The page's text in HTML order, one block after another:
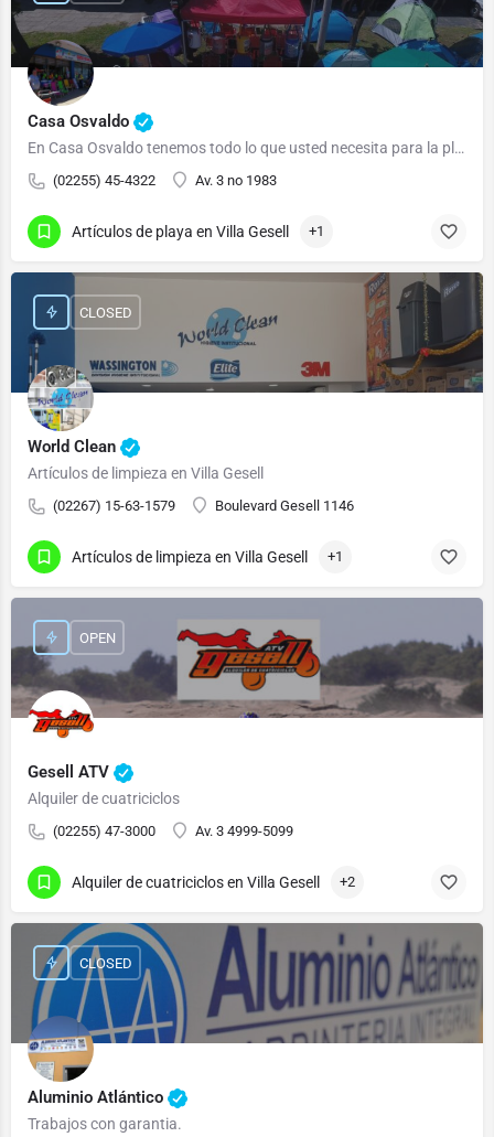
Casa Osvaldo
En Casa Osvaldo tenemos todo lo que usted necesita para la playa o para descansar.
(02255) 45-4322 Av. 3 no 1983
Artículos de playa en Villa Gesell +1
World Clean
Artículos de limpieza en Villa Gesell
(02267) 15-63-1579 Boulevard Gesell 1146
CLOSED
Artículos de limpieza en Villa Gesell +1
Gesell ATV
Alquiler de cuatriciclos
(02255) 47-3000 Av. 3 4999-5099
OPEN
Alquiler de cuatriciclos en Villa Gesell +2
Aluminio Atlántico
Trabajos con garantia.
CLOSED